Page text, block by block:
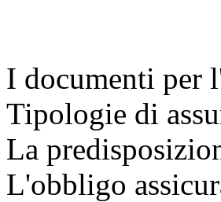
I documenti per
Tipologie di
La
L'obbligo